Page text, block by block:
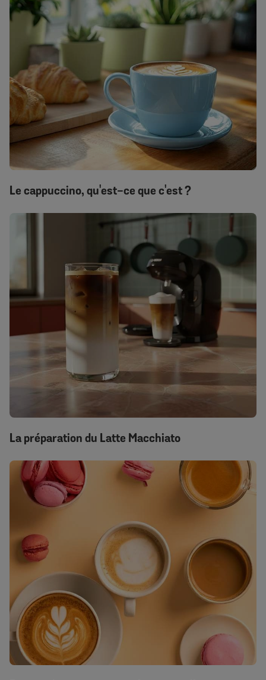
Le cappuccino, qu'est-ce que c'est ?
La préparation du Latte Macchiato